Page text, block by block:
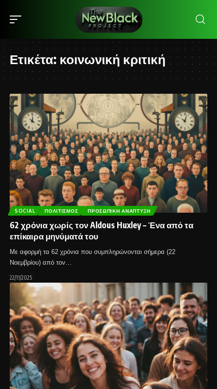
Ετικέτα: κοινωνική κριτική
SOCIAL ΠΟΛΙΤΙΣΜΌΣ ΠΡΟΣΩΠΙΚΉ ΑΝΆΠΤΥΞΗ
62 χρόνια χωρίς τον Aldous Huxley – Ένα από τα
επίκαιρα μηνύματά του
Με αφορμή τα 62 χρόνια που συμπληρώνονται σήμερα (22
Νοεμβρίου) από τον…
22/11/2025